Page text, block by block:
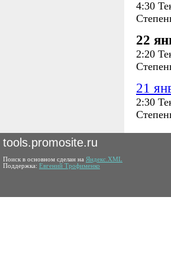
4:30
22
2:20
21
2:30
tools.promosite.ru
Поиск в основном сделан на Яндекс.XML
Поддержка: Евгений Трофименко